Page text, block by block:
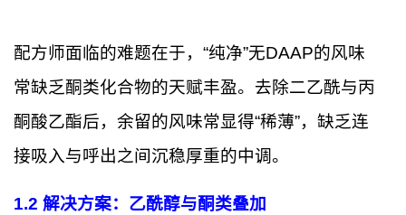
配方师面临的难题在于，“纯净”无DAAP的风味
常缺乏酮类化合物的天赋丰盈。去除二乙酰与丙
酮酸乙酯后，余留的风味常显得“稀薄”，缺乏连
接吸入与呼出之间沉稳厚重的中调。
1.2 解决方案：乙酰醇与酮类叠加